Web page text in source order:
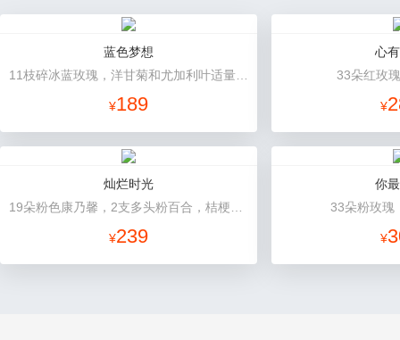
蓝色梦想
¥189
心
33朵红玫
¥
灿烂时光
¥239
你
33朵粉玫瑰
¥